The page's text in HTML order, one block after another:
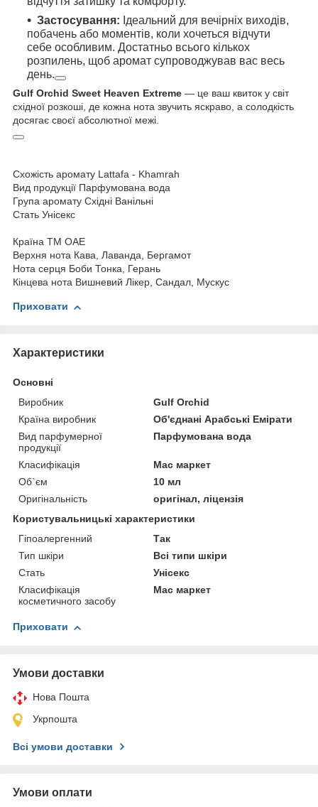
Застосування: Ідеальний для вечірніх виходів,
побачень або моментів, коли хочеться відчути
себе особливим. Достатньо всього кількох
розпилень, щоб аромат супроводжував вас весь
день.
Gulf Orchid Sweet Heaven Extreme — це ваш квиток у світ
східної розкоші, де кожна нота звучить яскраво, а солодкість
досягає своєї абсолютної межі.
Схожість аромату Lattafa - Khamrah
Вид продукції Парфумована вода
Група аромату Східні Ванільні
Стать Унісекс
Країна ТМ ОАЕ
Верхня нота Кава, Лаванда, Бергамот
Нота серця Боби Тонка, Герань
Кінцева нота Вишневий Лікер, Сандал, Мускус
Приховати
Характеристики
Основні
Виробник
Gulf Orchid
Країна виробник
Об'єднані Арабські Емірати
Вид парфумерної
продукції
Парфумована вода
Класифікація
Мас маркет
Об`єм
10 мл
Оригінальність
оригінал, ліцензія
Користувальницькі характеристики
Гіпоалергенний
Так
Тип шкіри
Всі типи шкіри
Стать
Унісекс
Класифікація
косметичного засобу
Мас маркет
Приховати
Умови доставки
Нова Пошта
Укрпошта
Всі умови доставки
Умови оплати